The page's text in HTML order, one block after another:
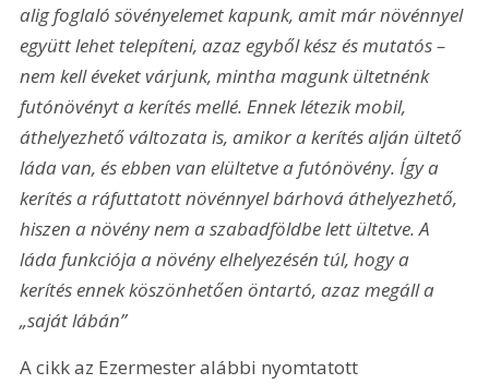
alig foglaló sövényelemet kapunk, amit már növénnyel
együtt lehet telepíteni, azaz egyből kész és mutatós –
nem kell éveket várjunk, mintha magunk ültetnénk
futónövényt a kerítés mellé. Ennek létezik mobil,
áthelyezhető változata is, amikor a kerítés alján ültető
láda van, és ebben van elültetve a futónövény. Így a
kerítés a ráfuttatott növénnyel bárhová áthelyezhető,
hiszen a növény nem a szabadföldbe lett ültetve. A
láda funkciója a növény elhelyezésén túl, hogy a
kerítés ennek köszönhetően öntartó, azaz megáll a
„saját lábán”
A cikk az Ezermester alábbi nyomtatott